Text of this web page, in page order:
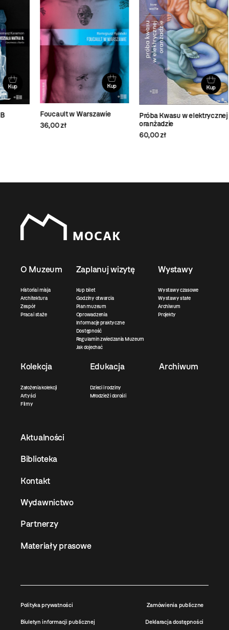
Kup
Foucault w Warszawie
36,00 zł
Kup
Próba Kwasu w elektrycznej
oranżadzie
60,00 zł
27
O Muzeum
Historia i misja
Architektura
Zespół
Praca i staże
Zaplanuj wizytę
Kup bilet
Godziny otwarcia
Plan muzeum
Oprowadzenia
Informacje praktyczne
Dostępność
Regulamin zwiedzania Muzeum
Jak dojechać
Wystawy
Wystawy czasowe
Wystawy stałe
Archiwum
Projekty
Kolekcja
Założenia kolekcji
Artyści
Filmy
Edukacja
Dzieci i rodziny
Młodzież i dorośli
Archiwum
Aktualności
Biblioteka
Kontakt
Wydawnictwo
Partnerzy
Materiały prasowe
Polityka prywatności Zamówienia publiczne
Biuletyn informacji publicznej Deklaracja dostępności